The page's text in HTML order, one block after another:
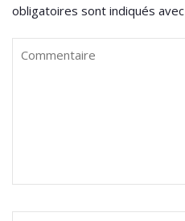
obligatoires sont indiqués avec